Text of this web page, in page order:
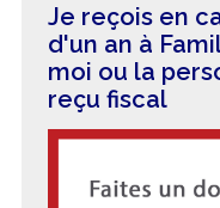
Je reçois en
d'un an à
moi ou la
reçu fiscal